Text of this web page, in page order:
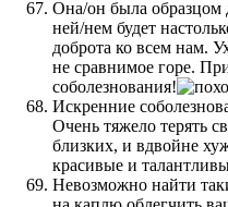
Она/он была образцом
ней/нем будет
доброта ко всем нам.
не сравнимое горе.
соболезнования!
Искренние
Очень тяжело терять
близких, и вдвойне
красивые и
Невозможно найти